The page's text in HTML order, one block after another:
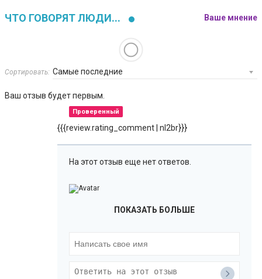
ЧТО ГОВОРЯТ ЛЮДИ... Ваше мнение
Сортировать:
Ваш отзыв будет первым.
Проверенный
{{{review.rating_comment | nl2br}}}
На этот отзыв еще нет ответов.
ПОКАЗАТЬ БОЛЬШЕ